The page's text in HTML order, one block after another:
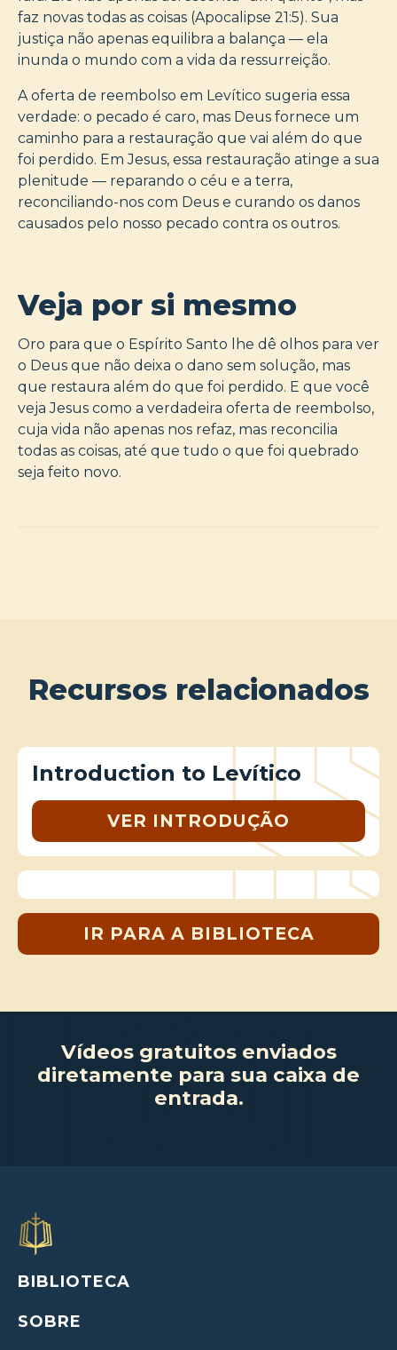
faz novas todas as coisas (Apocalipse 21:5). Sua
justiça não apenas equilibra a balança — ela
inunda o mundo com a vida da ressurreição.
A oferta de reembolso em Levítico sugeria essa
verdade: o pecado é caro, mas Deus fornece um
caminho para a restauração que vai além do que
foi perdido. Em Jesus, essa restauração atinge a sua
plenitude — reparando o céu e a terra,
reconciliando-nos com Deus e curando os danos
causados pelo nosso pecado contra os outros.
Veja por si mesmo
Oro para que o Espírito Santo lhe dê olhos para ver
o Deus que não deixa o dano sem solução, mas
que restaura além do que foi perdido. E que você
veja Jesus como a verdadeira oferta de reembolso,
cuja vida não apenas nos refaz, mas reconcilia
todas as coisas, até que tudo o que foi quebrado
seja feito novo.
Recursos relacionados
Introduction to Levítico
VER INTRODUÇÃO
IR PARA A BIBLIOTECA
Vídeos gratuitos enviados
diretamente para sua caixa de
entrada.
BIBLIOTECA
SOBRE